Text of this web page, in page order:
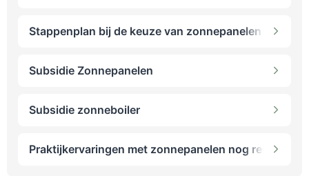
Stappenplan bij de keuze van zonnepanelen
Subsidie Zonnepanelen
Subsidie zonneboiler
Praktijkervaringen met zonnepanelen nog rendabel